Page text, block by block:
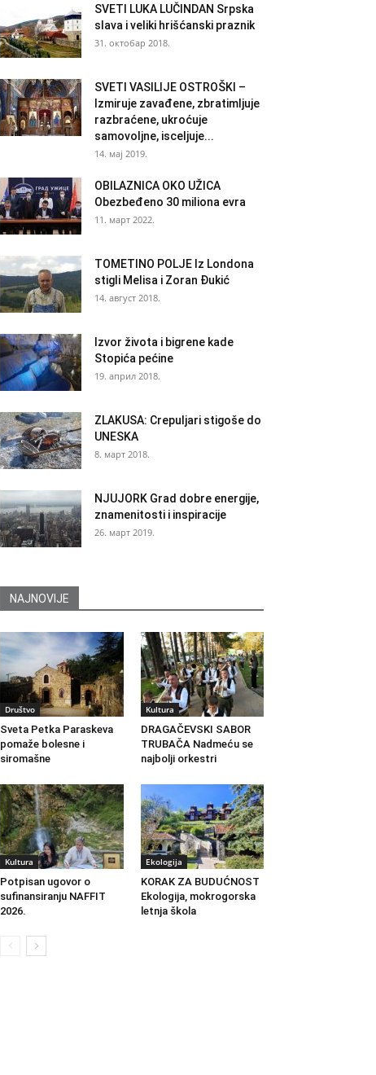
SVETI LUKA LUČINDAN Srpska
slava i veliki hrišćanski praznik
31. октобар 2018.
SVETI VASILIJE OSTROŠKI –
Izmiruje zavađene, zbratimljuje
razbraćene, ukroćuje
samovoljne, isceljuje...
14. мај 2019.
OBILAZNICA OKO UŽICA
Obezbeđeno 30 miliona evra
11. март 2022.
TOMETINO POLJE Iz Londona
stigli Melisa i Zoran Đukić
14. август 2018.
Izvor života i bigrene kade
Stopića pećine
19. април 2018.
ZLAKUSA: Crepuljari stigoše do
UNESKA
8. март 2018.
NJUJORK Grad dobre energije,
znamenitosti i inspiracije
26. март 2019.
NAJNOVIJE
Društvo
Sveta Petka Paraskeva
pomaže bolesne i
siromašne
Kultura
DRAGAČEVSKI SABOR
TRUBAČA Nadmeću se
najbolji orkestri
Kultura
Potpisan ugovor o
sufinansiranju NAFFIT
2026.
Ekologija
KORAK ZA BUDUĆNOST
Ekologija, mokrogorska
letnja škola